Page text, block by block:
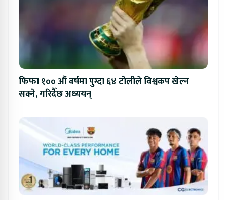
फिफा १०० औं बर्षमा पुग्दा ६४ टोलीले विश्वकप खेल्न
सक्ने, गरिदैँछ अध्ययन्